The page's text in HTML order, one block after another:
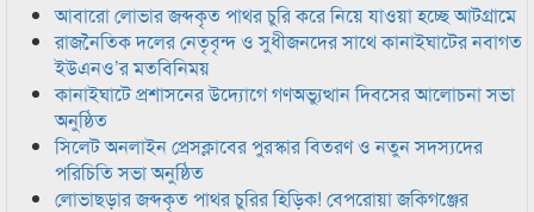
আবারো লোভার জব্দকৃত পাথর চুরি করে নিয়ে যাওয়া হচ্ছে আটগ্রামে
রাজনৈতিক দলের নেতৃবৃন্দ ও সুধীজনদের সাথে কানাইঘাটের নবাগত
ইউএনও’র মতবিনিময়
কানাইঘাটে প্রশাসনের উদ্যোগে গণঅভ্যুত্থান দিবসের আলোচনা সভা
অনুষ্ঠিত
সিলেট অনলাইন প্রেসক্লাবের পুরস্কার বিতরণ ও নতুন সদস্যদের
পরিচিতি সভা অনুষ্ঠিত
লোভাছড়ার জব্দকৃত পাথর চুরির হিড়িক! বেপরোয়া জকিগঞ্জের